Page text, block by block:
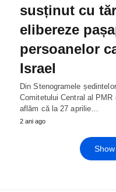
susținut cu
elibereze
persoanelor
Israel
Din Stenogramele
Comitetului Central al
aflăm că la 27 aprilie…
2 ani ago